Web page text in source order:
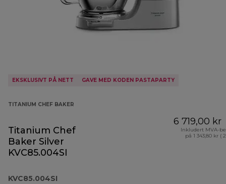
EKSKLUSIVT PÅ NETT GAVE MED KODEN PASTAPARTY
TITANIUM CHEF BAKER
Titanium Chef
Baker Silver
KVC85.004SI
KVC85.004SI
6 719,00 kr
Inkludert MVA-
på 1 343,80 kr (